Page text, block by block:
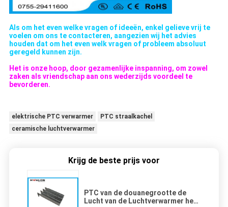
Als om het even welke vragen of ideeën, enkel gelieve vrij te
voelen om ons te contacteren, aangezien wij het advies
houden dat om het even welk vragen of probleem absoluut
geregeld kunnen zijn.
Het is onze hoop, door gezamenlijke inspanning, om zowel
zaken als vriendschap aan ons wederzijds voordeel te
bevorderen.
elektrische PTC verwarmer
PTC straalkachel
ceramische luchtverwarmer
Krijg de beste prijs voor
PTC van de douanegrootte de
Lucht van de Luchtverwarmer het